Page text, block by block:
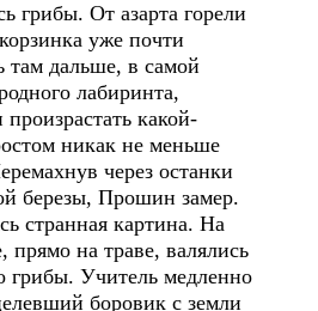
грибы. От азарта горели
уже почти
там дальше, в самой
лабиринта,
какой-
никак не меньше
через останки
березы, Прошин замер.
странная картина. На
прямо на траве, валялись
грибы. Учитель медленно
боровик с земли